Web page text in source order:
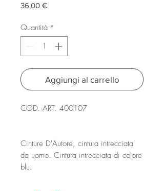
36,00 €Prezzo
Quantità *
Aggiungi al carrello
COD. ART. 400107
Cinture D'Autore, cintura intrecciata
da uomo. Cintura intrecciata di colore
blu.